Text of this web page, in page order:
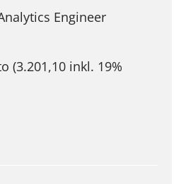
Engineer
(3.201,10 inkl. 19%